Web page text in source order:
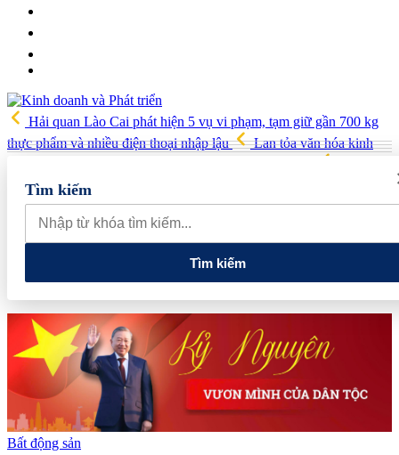
Hải quan Lào Cai phát hiện 5 vụ vi phạm, tạm giữ gần 700 kg
thực phẩm và nhiều điện thoại nhập lậu
Lan tỏa văn hóa kinh
các cửa hàng rau củ quả sạch tại Hà Nội
đến nâng cao năng lực vận hành và quản trị rủi ro của doanh nghiệp
Tổng Bí thư, Chủ tịch nước: Hạ tầng phải được chuẩn bị cho
nền kinh tế tương lai
Tìm kiếm
Tìm kiếm
Bất động sản